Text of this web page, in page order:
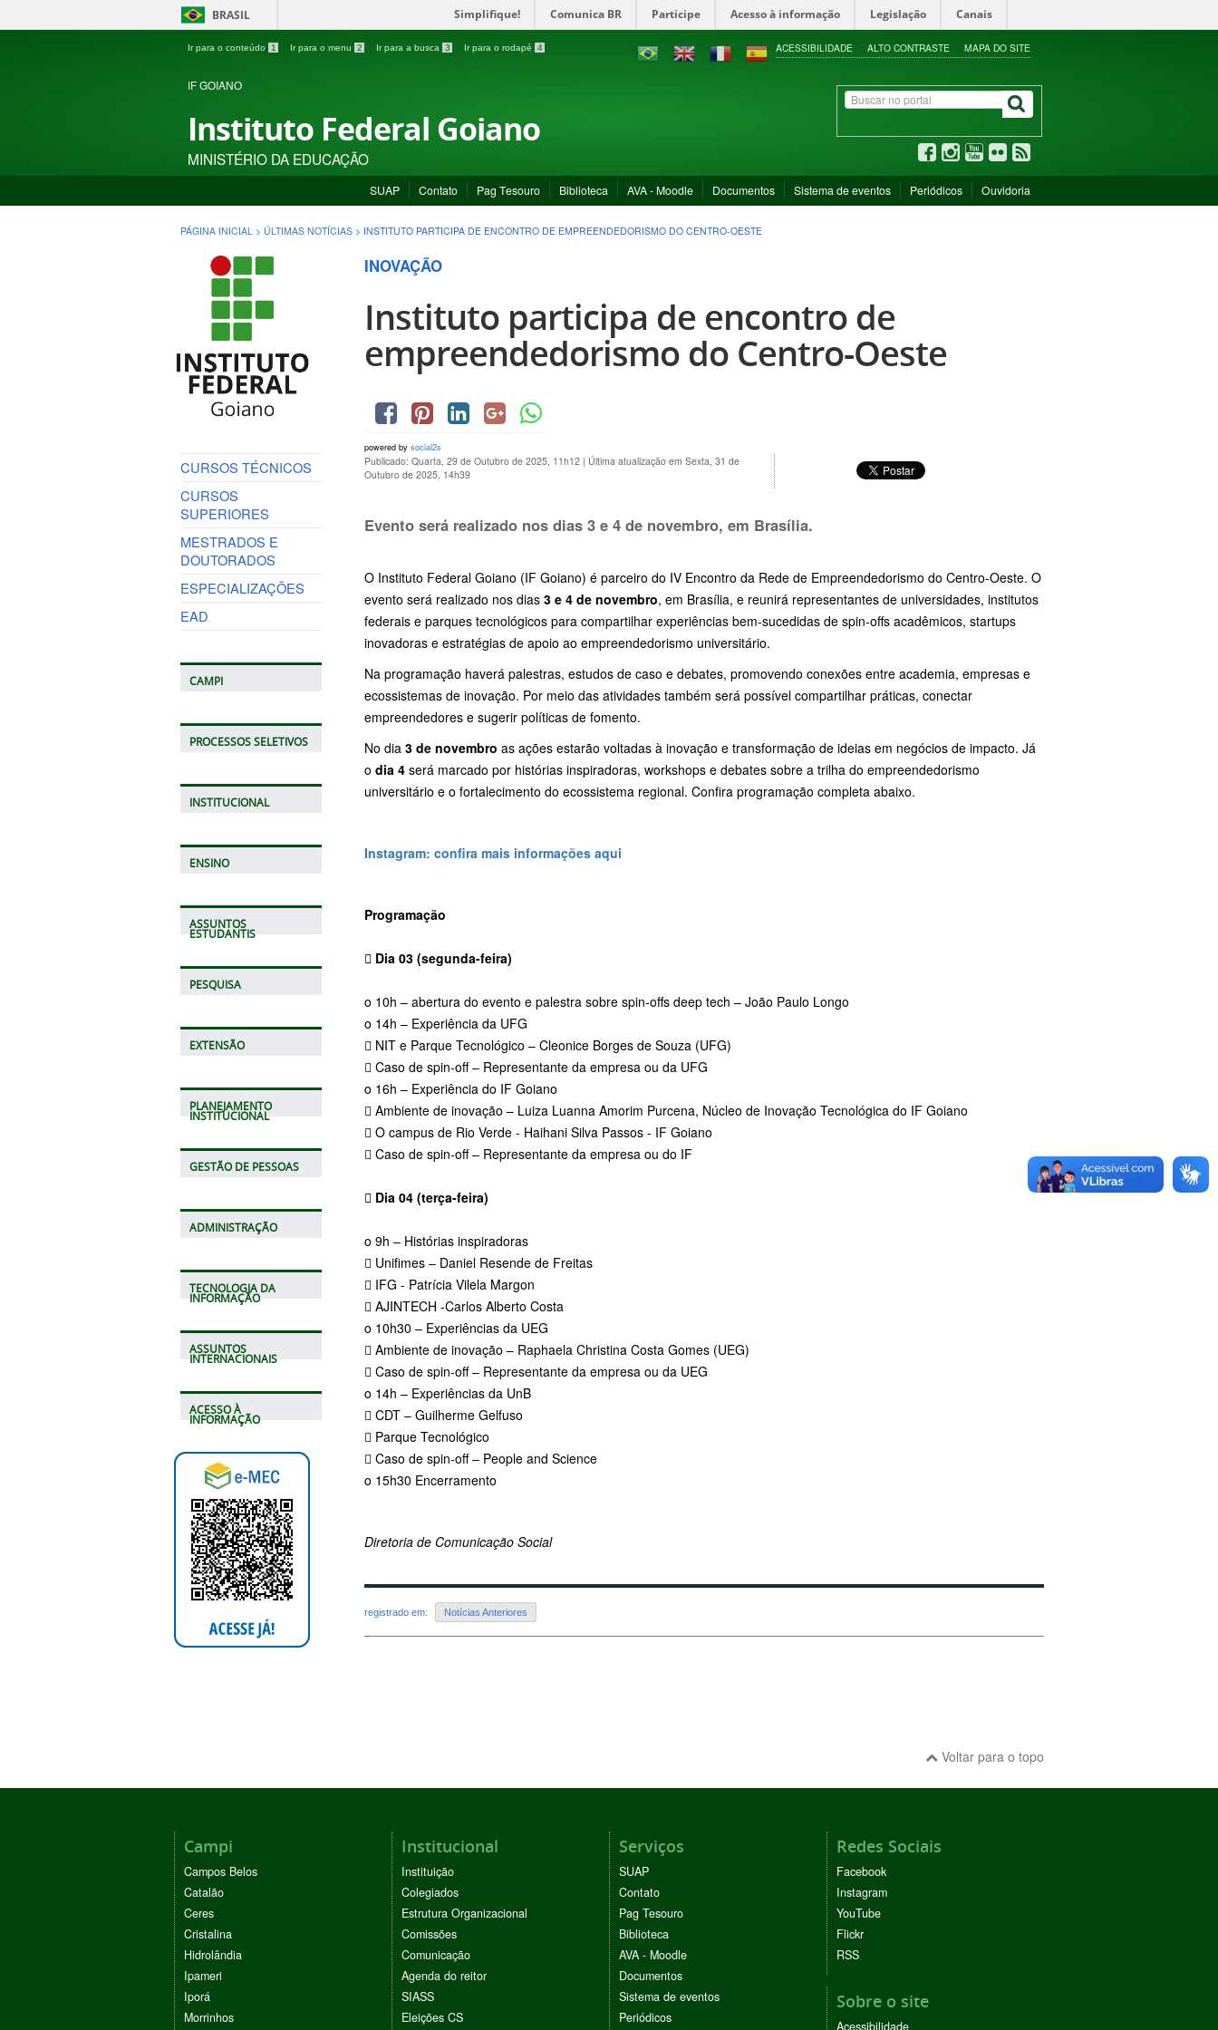
BRASIL Simplifique! Comunica BR Participe Acesso à informação Legislação Canais
Ir para o conteúdo 1 Ir para o menu 2 Ir para a busca 3 Ir para o rodapé 4 ACESSIBILIDADE ALTO CONTRASTE MAPA DO SITE
IF GOIANO
Instituto Federal Goiano
MINISTÉRIO DA EDUCAÇÃO
SUAP Contato Pag Tesouro Biblioteca AVA - Moodle Documentos Sistema de eventos Periódicos Ouvidoria
PÁGINA INICIAL > ÚLTIMAS NOTÍCIAS > INSTITUTO PARTICIPA DE ENCONTRO DE EMPREENDEDORISMO DO CENTRO-OESTE
CURSOS TÉCNICOS
CURSOS
SUPERIORES
MESTRADOS E
DOUTORADOS
ESPECIALIZAÇÕES
EAD
CAMPI
PROCESSOS SELETIVOS
INSTITUCIONAL
ENSINO
ASSUNTOS
ESTUDANTIS
PESQUISA
EXTENSÃO
PLANEJAMENTO
INSTITUCIONAL
GESTÃO DE PESSOAS
ADMINISTRAÇÃO
TECNOLOGIA DA
INFORMAÇÃO
ASSUNTOS
INTERNACIONAIS
ACESSO À
INFORMAÇÃO
INOVAÇÃO
Instituto participa de encontro de
empreendedorismo do Centro-Oeste
powered by social2s
Publicado: Quarta, 29 de Outubro de 2025, 11h12 | Última atualização em Sexta, 31 de
Outubro de 2025, 14h39
Evento será realizado nos dias 3 e 4 de novembro, em Brasília.
O Instituto Federal Goiano (IF Goiano) é parceiro do IV Encontro da Rede de Empreendedorismo do Centro-Oeste. O
evento será realizado nos dias 3 e 4 de novembro, em Brasília, e reunirá representantes de universidades, institutos
federais e parques tecnológicos para compartilhar experiências bem-sucedidas de spin-offs acadêmicos, startups
inovadoras e estratégias de apoio ao empreendedorismo universitário.
Na programação haverá palestras, estudos de caso e debates, promovendo conexões entre academia, empresas e
ecossistemas de inovação. Por meio das atividades também será possível compartilhar práticas, conectar
empreendedores e sugerir políticas de fomento.
No dia 3 de novembro as ações estarão voltadas à inovação e transformação de ideias em negócios de impacto. Já
o dia 4 será marcado por histórias inspiradoras, workshops e debates sobre a trilha do empreendedorismo
universitário e o fortalecimento do ecossistema regional. Confira programação completa abaixo.
Instagram: confira mais informações aqui
Programação
 Dia 03 (segunda-feira)
o 10h – abertura do evento e palestra sobre spin-offs deep tech – João Paulo Longo
o 14h – Experiência da UFG
 NIT e Parque Tecnológico – Cleonice Borges de Souza (UFG)
 Caso de spin-off – Representante da empresa ou da UFG
o 16h – Experiência do IF Goiano
 Ambiente de inovação – Luiza Luanna Amorim Purcena, Núcleo de Inovação Tecnológica do IF Goiano
 O campus de Rio Verde - Haihani Silva Passos - IF Goiano
 Caso de spin-off – Representante da empresa ou do IF
 Dia 04 (terça-feira)
o 9h – Histórias inspiradoras
 Unifimes – Daniel Resende de Freitas
 IFG - Patrícia Vilela Margon
 AJINTECH -Carlos Alberto Costa
o 10h30 – Experiências da UEG
 Ambiente de inovação – Raphaela Christina Costa Gomes (UEG)
 Caso de spin-off – Representante da empresa ou da UEG
o 14h – Experiências da UnB
 CDT – Guilherme Gelfuso
 Parque Tecnológico
 Caso de spin-off – People and Science
o 15h30 Encerramento
Diretoria de Comunicação Social
registrado em: Notícias Anteriores
Voltar para o topo
Campi
Campos Belos
Catalão
Ceres
Cristalina
Hidrolândia
Ipameri
Iporá
Morrinhos
Institucional
Instituição
Colegiados
Estrutura Organizacional
Comissões
Comunicação
Agenda do reitor
SIASS
Eleições CS
Serviços
SUAP
Contato
Pag Tesouro
Biblioteca
AVA - Moodle
Documentos
Sistema de eventos
Periódicos
Redes Sociais
Facebook
Instagram
YouTube
Flickr
RSS
Sobre o site